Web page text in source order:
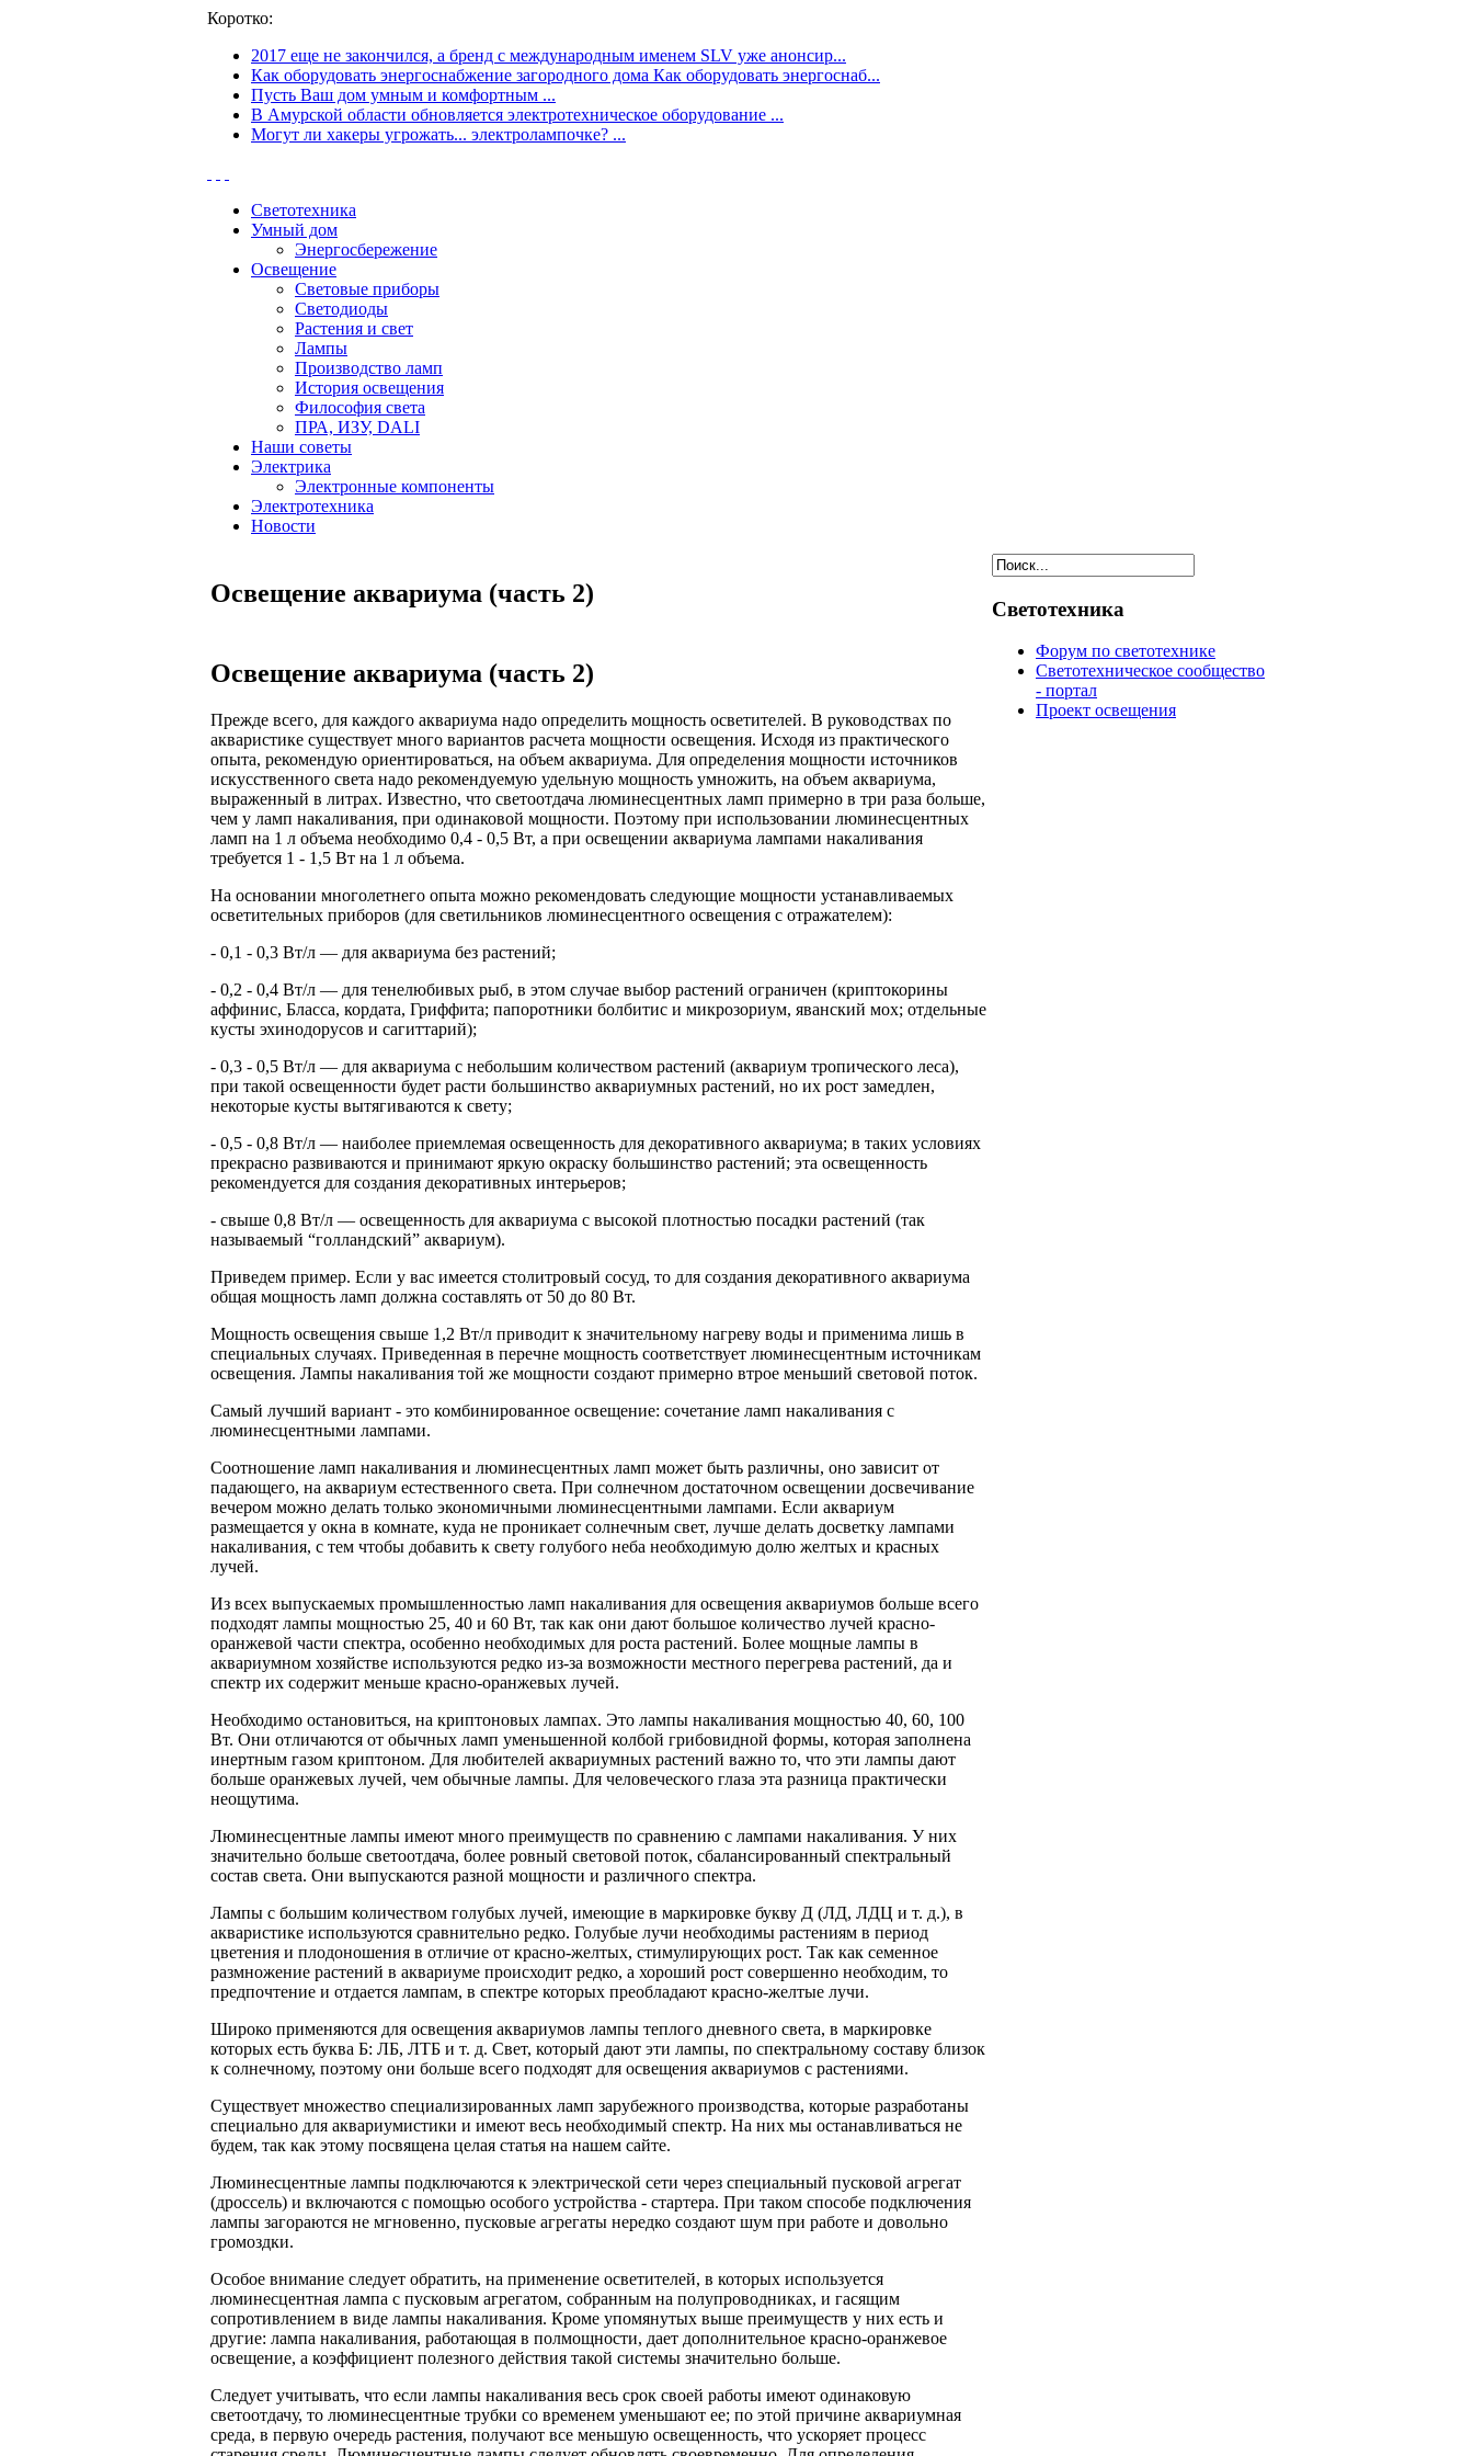
Коротко:
2017 еще не закончился, а бренд с международным именем SLV уже анонсир...
Как оборудовать энергоснабжение загородного дома Как оборудовать энергоснаб...
Пусть Ваш дом умным и комфортным ...
В Амурской области обновляется электротехническое оборудование ...
Могут ли хакеры угрожать... электролампочке? ...
Светотехника
Умный дом
Энергосбережение
Освещение
Световые приборы
Светодиоды
Растения и свет
Лампы
Производство ламп
История освещения
Философия света
ПРА, ИЗУ, DALI
Наши советы
Электрика
Электронные компоненты
Электротехника
Новости
Освещение аквариума (часть 2)
Освещение аквариума (часть 2)
Прежде всего, для каждого аквариума надо определить мощность осветителей. В руководствах по
акваристике существует много вариантов расчета мощности освещения. Исходя из практического
опыта, рекомендую ориентироваться, на объем аквариума. Для определения мощности источников
искусственного света надо рекомендуемую удельную мощность умножить, на объем аквариума,
выраженный в литрах. Известно, что светоотдача люминесцентных ламп примерно в три раза больше,
чем у ламп накаливания, при одинаковой мощности. Поэтому при использовании люминесцентных
ламп на 1 л объема необходимо 0,4 - 0,5 Вт, а при освещении аквариума лампами накаливания
требуется 1 - 1,5 Вт на 1 л объема.
На основании многолетнего опыта можно рекомендовать следующие мощности устанавливаемых
осветительных приборов (для светильников люминесцентного освещения с отражателем):
- 0,1 - 0,3 Вт/л — для аквариума без растений;
- 0,2 - 0,4 Вт/л — для тенелюбивых рыб, в этом случае выбор растений ограничен (криптокорины
аффинис, Бласса, кордата, Гриффита; папоротники болбитис и микрозориум, яванский мох; отдельные
кусты эхинодорусов и сагиттарий);
- 0,3 - 0,5 Вт/л — для аквариума с небольшим количеством растений (аквариум тропического леса),
при такой освещенности будет расти большинство аквариумных растений, но их рост замедлен,
некоторые кусты вытягиваются к свету;
- 0,5 - 0,8 Вт/л — наиболее приемлемая освещенность для декоративного аквариума; в таких условиях
прекрасно развиваются и принимают яркую окраску большинство растений; эта освещенность
рекомендуется для создания декоративных интерьеров;
- свыше 0,8 Вт/л — освещенность для аквариума с высокой плотностью посадки растений (так
называемый “голландский” аквариум).
Приведем пример. Если у вас имеется столитровый сосуд, то для создания декоративного аквариума
общая мощность ламп должна составлять от 50 до 80 Вт.
Мощность освещения свыше 1,2 Вт/л приводит к значительному нагреву воды и применима лишь в
специальных случаях. Приведенная в перечне мощность соответствует люминесцентным источникам
освещения. Лампы накаливания той же мощности создают примерно втрое меньший световой поток.
Самый лучший вариант - это комбинированное освещение: сочетание ламп накаливания с
люминесцентными лампами.
Соотношение ламп накаливания и люминесцентных ламп может быть различны, оно зависит от
падающего, на аквариум естественного света. При солнечном достаточном освещении досвечивание
вечером можно делать только экономичными люминесцентными лампами. Если аквариум
размещается у окна в комнате, куда не проникает солнечным свет, лучше делать досветку лампами
накаливания, с тем чтобы добавить к свету голубого неба необходимую долю желтых и красных
лучей.
Из всех выпускаемых промышленностью ламп накаливания для освещения аквариумов больше всего
подходят лампы мощностью 25, 40 и 60 Вт, так как они дают большое количество лучей красно-
оранжевой части спектра, особенно необходимых для роста растений. Более мощные лампы в
аквариумном хозяйстве используются редко из-за возможности местного перегрева растений, да и
спектр их содержит меньше красно-оранжевых лучей.
Необходимо остановиться, на криптоновых лампах. Это лампы накаливания мощностью 40, 60, 100
Вт. Они отличаются от обычных ламп уменьшенной колбой грибовидной формы, которая заполнена
инертным газом криптоном. Для любителей аквариумных растений важно то, что эти лампы дают
больше оранжевых лучей, чем обычные лампы. Для человеческого глаза эта разница практически
неощутима.
Люминесцентные лампы имеют много преимуществ по сравнению с лампами накаливания. У них
значительно больше светоотдача, более ровный световой поток, сбалансированный спектральный
состав света. Они выпускаются разной мощности и различного спектра.
Лампы с большим количеством голубых лучей, имеющие в маркировке букву Д (ЛД, ЛДЦ и т. д.), в
акваристике используются сравнительно редко. Голубые лучи необходимы растениям в период
цветения и плодоношения в отличие от красно-желтых, стимулирующих рост. Так как семенное
размножение растений в аквариуме происходит редко, а хороший рост совершенно необходим, то
предпочтение и отдается лампам, в спектре которых преобладают красно-желтые лучи.
Широко применяются для освещения аквариумов лампы теплого дневного света, в маркировке
которых есть буква Б: ЛБ, ЛТБ и т. д. Свет, который дают эти лампы, по спектральному составу близок
к солнечному, поэтому они больше всего подходят для освещения аквариумов с растениями.
Существует множество специализированных ламп зарубежного производства, которые разработаны
специально для аквариумистики и имеют весь необходимый спектр. На них мы останавливаться не
будем, так как этому посвящена целая статья на нашем сайте.
Люминесцентные лампы подключаются к электрической сети через специальный пусковой агрегат
(дроссель) и включаются с помощью особого устройства - стартера. При таком способе подключения
лампы загораются не мгновенно, пусковые агрегаты нередко создают шум при работе и довольно
громоздки.
Особое внимание следует обратить, на применение осветителей, в которых используется
люминесцентная лампа с пусковым агрегатом, собранным на полупроводниках, и гасящим
сопротивлением в виде лампы накаливания. Кроме упомянутых выше преимуществ у них есть и
другие: лампа накаливания, работающая в полмощности, дает дополнительное красно-оранжевое
освещение, а коэффициент полезного действия такой системы значительно больше.
Следует учитывать, что если лампы накаливания весь срок своей работы имеют одинаковую
светоотдачу, то люминесцентные трубки со временем уменьшают ее; по этой причине аквариумная
среда, в первую очередь растения, получают все меньшую освещенность, что ускоряет процесс
Светотехника
Форум по светотехнике
Светотехническое сообщество
- портал
Проект освещения